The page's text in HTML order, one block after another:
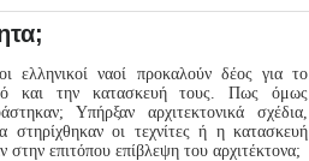
ελληνικοί ναοί προκαλούν δέος για το
και την κατασκευή τους. Πως όμως
Υπήρξαν αρχιτεκτονικά σχέδια,
στηρίχθηκαν οι τεχνίτες ή η κατασκευή
στην επιτόπου επίβλεψη του αρχιτέκτονα;